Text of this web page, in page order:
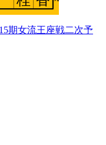
期女流王座戦二次予